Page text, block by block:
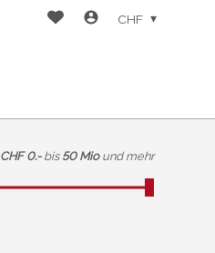
CHF
CHF 0.- bis 50 Mio und mehr